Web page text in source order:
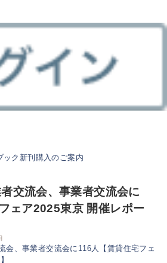
ック新刊購入のご案内
交流会、事業者交流会に
ェア2025東京 開催レポー